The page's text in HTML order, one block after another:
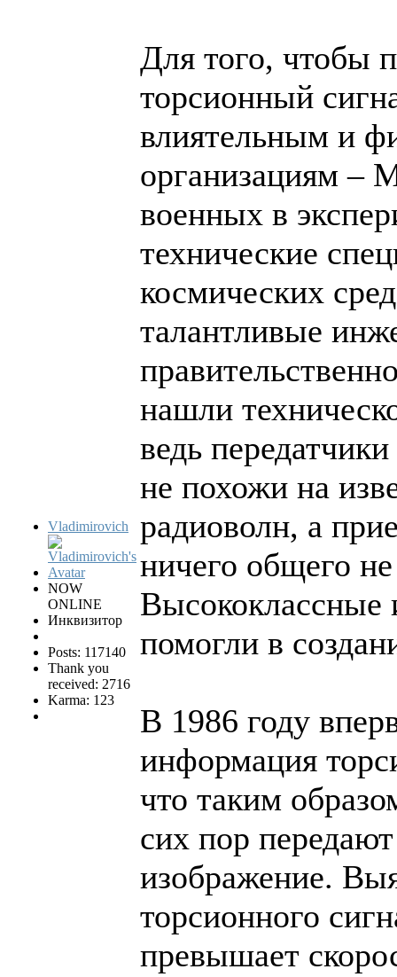
Vladimirovich
NOW
ONLINE
Инквизитор
Posts: 117140
Thank you
received: 2716
Karma: 123
Для того, чтобы
торсионный
влиятельным и
организациям –
военных в
технические
космических
талантливые
нашли
ведь
не похожи на
радиоволн, а
ничего общего
Высококлассные
помогли в
В 1986 году
информация
что таким
сих пор
изображение.
торсионного
превышает